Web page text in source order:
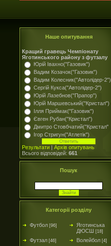
Наше опитування
Кращий гравець Чемпіонату
Яготинського району з футзалу
Юрій Івахно("Газовик")
Вадим Козачок("Газовик")
Вадим Колесник("Автолідер-2")
Сергій Кукса("Автолідер-2")
Юрій Лазебнов("Прапор")
Юрій Маршевський("Кристал")
Ілля Приймак("Газовик")
Євген Рубан("Кристал")
Дмитро Стовбчатий("Кристал"
Ігор Стригун("Атлетік")
Результати | Архів опитувань
Всього відповідей: 661
Пошук
Категорії розділу
Футбол [96]
Яготинська
ДЮСШ [18]
Футзал [46] Волейбол [4]